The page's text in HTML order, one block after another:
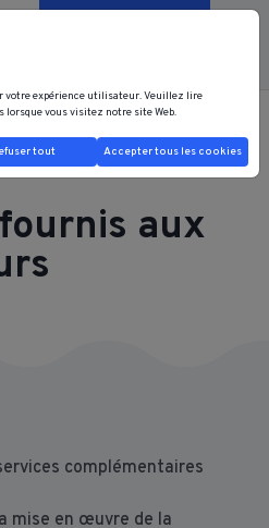
aux
complémentaires
mise en œuvre de la
votre expérience utilisateur. Veuillez lire
lorsque vous visitez notre site Web.
tout Accepter tous les cookies